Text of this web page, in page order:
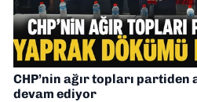
CHP’nin ağır topları partiden
devam ediyor